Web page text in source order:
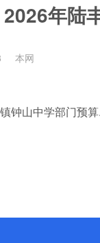
2026年陆
本网
钟山中学部门预